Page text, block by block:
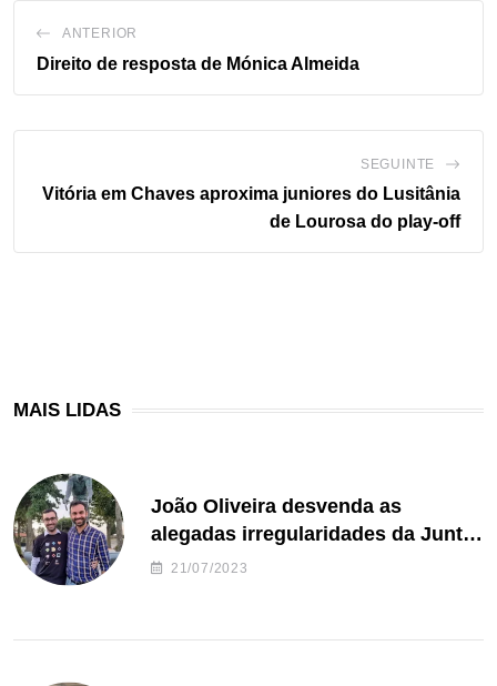
ANTERIOR
Direito de resposta de Mónica Almeida
SEGUINTE
Vitória em Chaves aproxima juniores do Lusitânia
de Lourosa do play-off
MAIS LIDAS
João Oliveira desvenda as
alegadas irregularidades da Junta
de Freguesia S. João de Ver
21/07/2023